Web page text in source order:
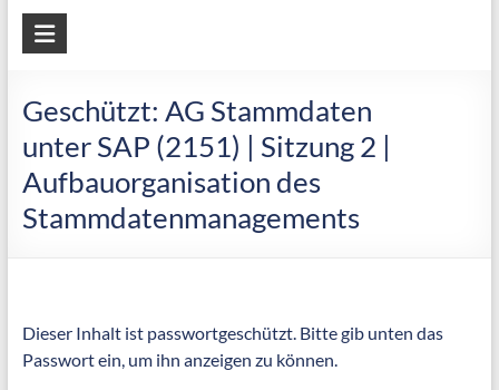
AWF
wirtschaftliche
Fertigung
Geschützt: AG Stammdaten
unter SAP (2151) | Sitzung 2 |
Aufbauorganisation des
Stammdatenmanagements
Dieser Inhalt ist passwortgeschützt. Bitte gib unten das
Passwort ein, um ihn anzeigen zu können.